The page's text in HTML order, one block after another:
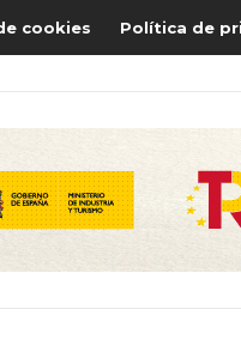
cookies Política de